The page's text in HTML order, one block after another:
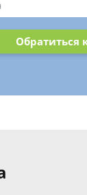
Обратиться